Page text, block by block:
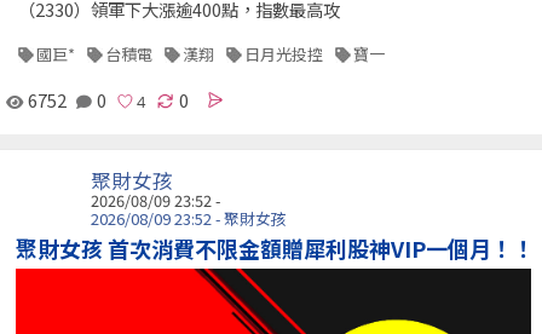
（2330）領軍下大漲逾400點，指數最高攻
國巨* 台積電 漢翔 日月光投控 寶一
6752 0 0
聚財女孩
2026/08/09 23:52 -
2026/08/09 23:52 - 聚財女孩
聚財女孩 首次消費不限金額贈犀利股神VIP一個月！！